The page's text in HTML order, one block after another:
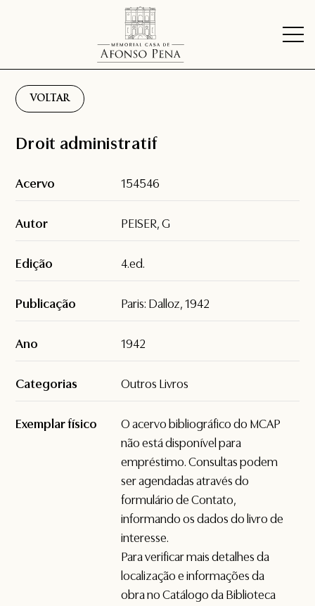
VOLTAR
Droit administratif
Acervo 154546
Autor PEISER, G
Edição 4.ed.
Publicação Paris: Dalloz, 1942
Ano 1942
Categorias Outros Livros
Exemplar físico
O acervo bibliográfico do MCAP
não está disponível para
empréstimo. Consultas podem
ser agendadas através do
formulário deContato,
informando os dados do livro de
interesse.
Para verificar mais detalhes da
localização e informações da
obra no Catálogo da Biblioteca